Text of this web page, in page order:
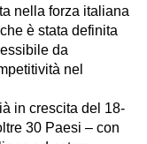
nella forza italiana
è stata definita
da
nel
in crescita del 18-
30 Paesi – con